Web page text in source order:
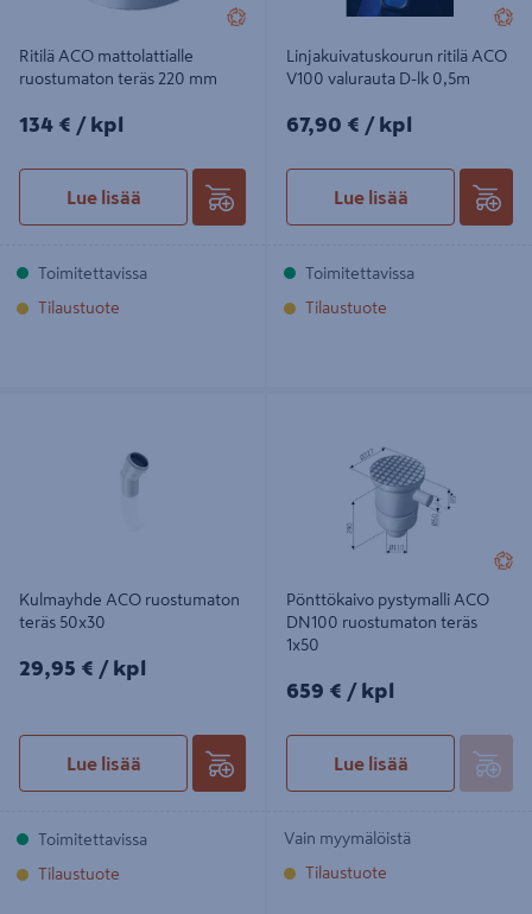
Ritilä ACO mattolattialle
ruostumaton teräs 220 mm
134€/kpl
134 € / kpl
Lue lisää
Toimitettavissa
Tilaustuote
Linjakuivatuskourun ritilä ACO
V100 valurauta D-lk 0,5m
67,90€/kpl
67,90 € / kpl
Lue lisää
Toimitettavissa
Tilaustuote
Kulmayhde ACO ruostumaton
teräs 50x30
29,95€/kpl
29,95 € / kpl
Lue lisää
Toimitettavissa
Tilaustuote
Pönttökaivo pystymalli ACO
DN100 ruostumaton teräs
1x50
659€/kpl
659 € / kpl
Lue lisää
Vain myymälöistä
Tilaustuote